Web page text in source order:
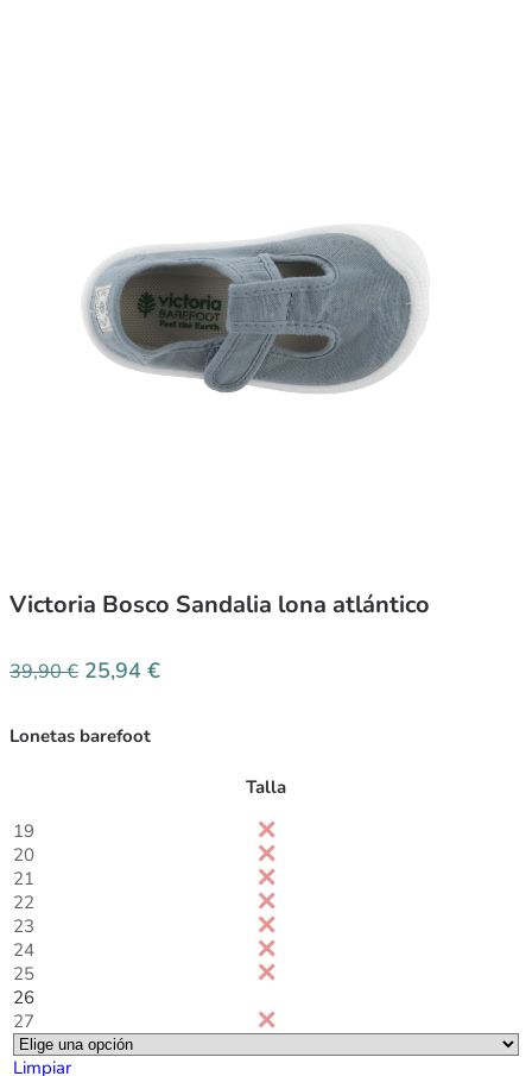
Victoria Bosco Sandalia lona atlántico
39,90€ 25,94 €
Lonetas barefoot
Talla
19
20
21
22
23
24
25
26
27
Limpiar